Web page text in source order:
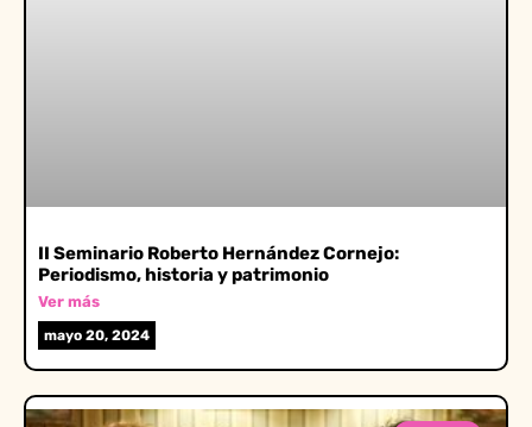
II Seminario Roberto Hernández Cornejo:
Periodismo, historia y patrimonio
Ver más
mayo 20, 2024